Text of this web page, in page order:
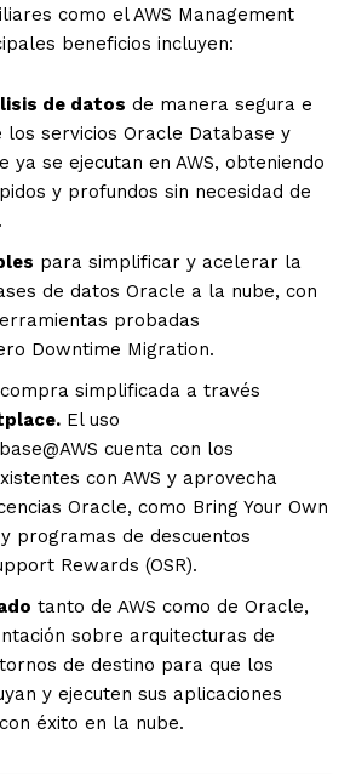
como el AWS Management
beneficios incluyen:
de datos de manera segura e
servicios Oracle Database y
ya se ejecutan en AWS, obteniendo
y profundos sin necesidad de
para simplificar y acelerar la
de datos Oracle a la nube, con
probadas
Downtime Migration.
simplificada a través
El uso
cuenta con los
con AWS y aprovecha
Oracle, como Bring Your Own
y programas de descuentos
Rewards (OSR).
tanto de AWS como de Oracle,
sobre arquitecturas de
de destino para que los
y ejecuten sus aplicaciones
éxito en la nube.